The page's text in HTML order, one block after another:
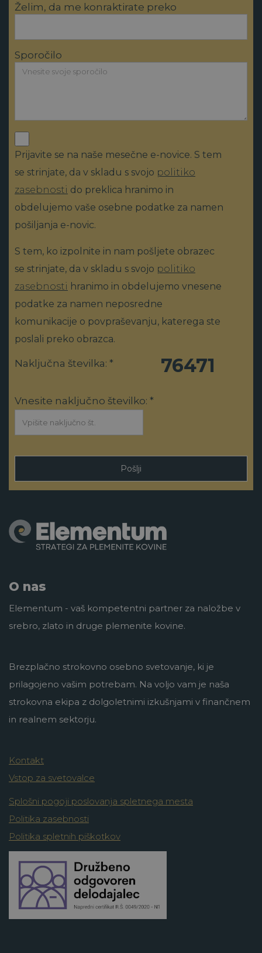
Želim, da me konraktirate preko
Sporočilo
Prijavite se na naše mesečne e-novice. S tem
se strinjate, da v skladu s svojo politiko
zasebnosti do preklica hranimo in
obdelujemo vaše osebne podatke za namen
pošiljanja e-novic.
S tem, ko izpolnite in nam pošljete obrazec
se strinjate, da v skladu s svojo politiko
zasebnosti hranimo in obdelujemo vnesene
podatke za namen neposredne
komunikacije o povpraševanju, katerega ste
poslali preko obrazca.
Naključna številka: * 76471
Vnesite naključno številko: *
Pošlji
O nas
Elementum - vaš kompetentni partner za naložbe v
srebro, zlato in druge plemenite kovine.
Brezplačno strokovno osebno svetovanje, ki je
prilagojeno vašim potrebam. Na voljo vam je naša
strokovna ekipa z dolgoletnimi izkušnjami v finančnem
in realnem sektorju.
Kontakt
Vstop za svetovalce
Splošni pogoji poslovanja spletnega mesta
Politika zasebnosti
Politika spletnih piškotkov